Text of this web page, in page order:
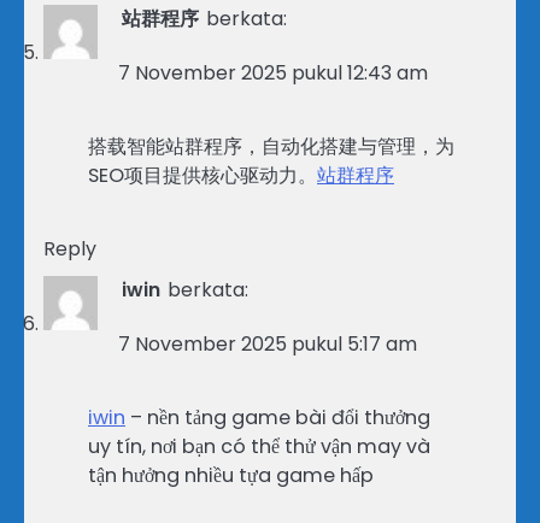
站群程序 berkata:
7 November 2025 pukul 12:43 am
搭载智能站群程序，自动化搭建与管理，为
SEO项目提供核心驱动力。 站群程序
Reply
iwin berkata:
7 November 2025 pukul 5:17 am
iwin – nền tảng game bài đổi thưởng
uy tín, nơi bạn có thể thử vận may và
tận hưởng nhiều tựa game hấp